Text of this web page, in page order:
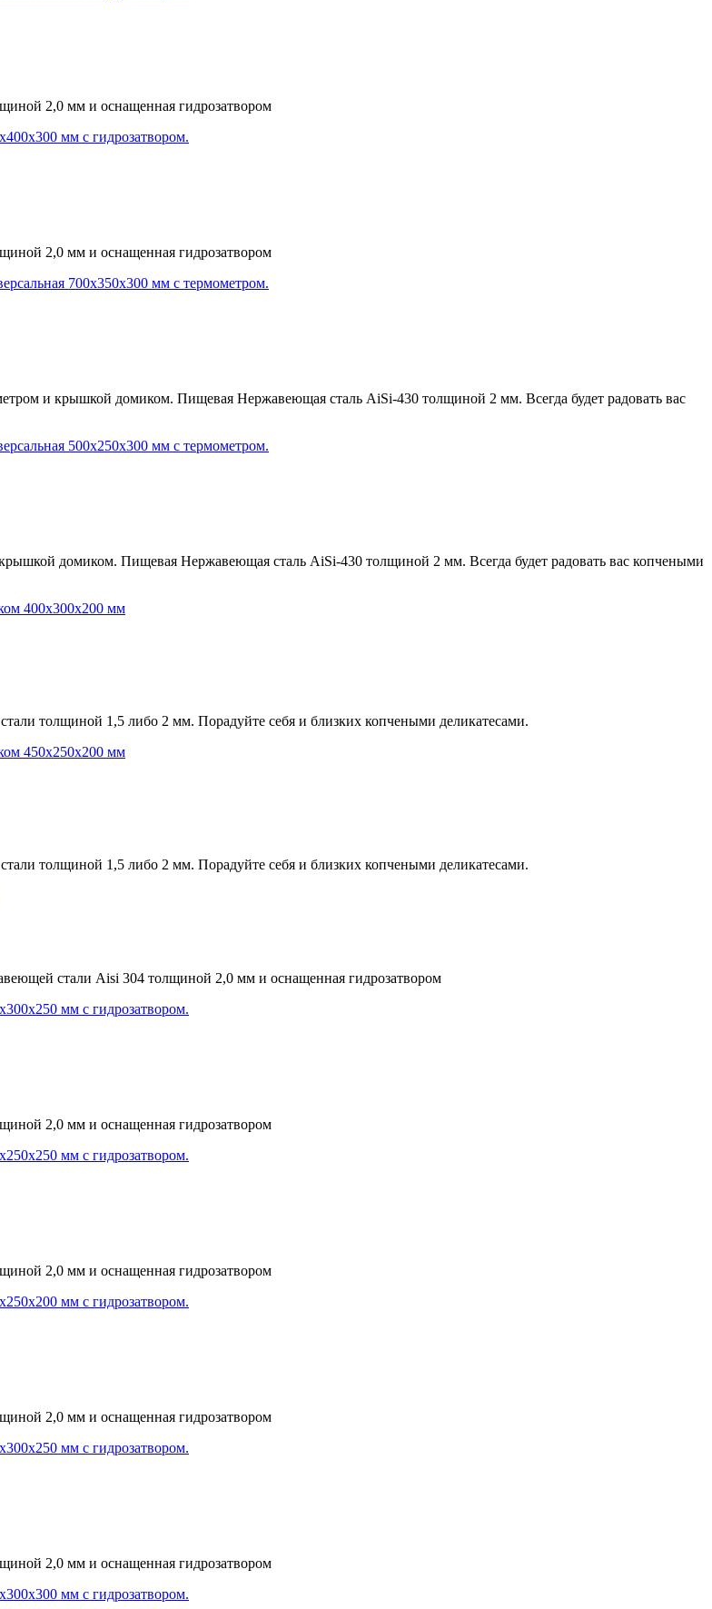
2,0 мм и оснащенная гидрозатвором
2,0 мм и оснащенная гидрозатвором
и крышкой домиком. Пищевая Нержавеющая сталь AiSi-430 толщиной 2 мм. Всегда будет радовать вас
домиком. Пищевая Нержавеющая сталь AiSi-430 толщиной 2 мм. Всегда будет радовать вас копчеными
толщиной 1,5 либо 2 мм. Порадуйте себя и близких копчеными деликатесами.
толщиной 1,5 либо 2 мм. Порадуйте себя и близких копчеными деликатесами.
стали Aisi 304 толщиной 2,0 мм и оснащенная гидрозатвором
2,0 мм и оснащенная гидрозатвором
2,0 мм и оснащенная гидрозатвором
2,0 мм и оснащенная гидрозатвором
2,0 мм и оснащенная гидрозатвором